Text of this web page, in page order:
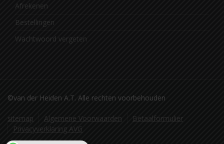
Afrekenen
Bestellingen
Wachtwoord vergeten
©van der Heiden A.T. Alle rechten voorbehouden
sitemap Algemene Voorwaarden
Betaalformulier
Privacyverklaring AVG